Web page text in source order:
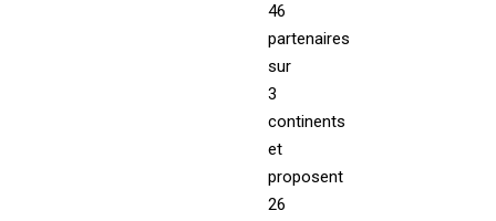
46
partenaires
sur
3
continents
et
proposent
26